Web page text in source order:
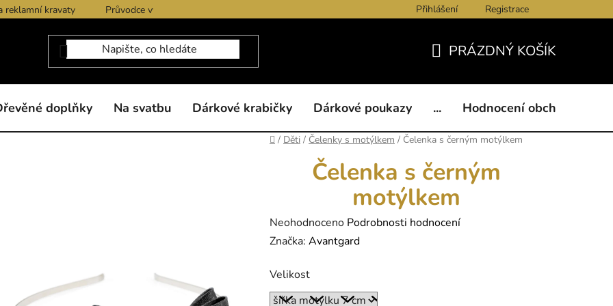
reklamní kravaty Průvodce výběrem produktů Kontakty Obchodní podmínky
Přihlášení Registrace
KOŠÍK
PRÁZDNÝ KOŠÍK
doplňky Na svatbu Dárkové krabičky Dárkové poukazy ... Hodnocení obchodu
Domů
/ Děti / Čelenky s motýlkem / Čelenka s černým motýlkem
Čelenka s černým
motýlkem
Průměrné
hodnocení
je
0,0
Neohodnoceno Podrobnosti hodnocení
Značka: Avantgard
Velikost